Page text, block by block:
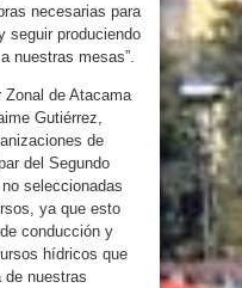
necesarias para
seguir produciendo
nuestras mesas”.
Zonal de Atacama
Gutiérrez,
de
del Segundo
seleccionadas
ya que esto
conducción y
hídricos que
de nuestras